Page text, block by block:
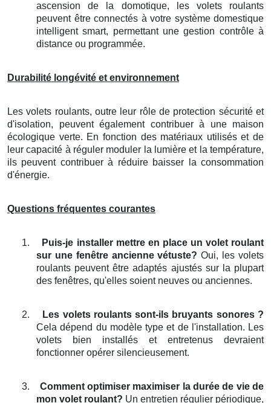
ascension de la domotique, les volets roulants
peuvent être connectés à votre système domestique
intelligent smart, permettant une gestion contrôle à
distance ou programmée.
Durabilité longévité et environnement
Les volets roulants, outre leur rôle de protection sécurité et
d'isolation, peuvent également contribuer à une maison
écologique verte. En fonction des matériaux utilisés et de
leur capacité à réguler moduler la lumière et la température,
ils peuvent contribuer à réduire baisser la consommation
d'énergie.
Questions fréquentes courantes
1.
Puis-je installer mettre en place un volet roulant
sur une fenêtre ancienne vétuste? Oui, les volets
roulants peuvent être adaptés ajustés sur la plupart
des fenêtres, qu'elles soient neuves ou anciennes.
2.
Les volets roulants sont-ils bruyants sonores ?
Cela dépend du modèle type et de l'installation. Les
volets bien installés et entretenus devraient
fonctionner opérer silencieusement.
3.
Comment optimiser maximiser la durée de vie de
mon volet roulant? Un entretien régulier périodique,